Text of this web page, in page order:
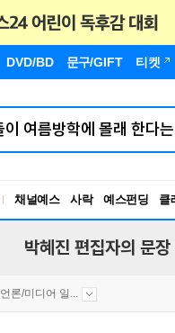
DVD/BD 문구/GIFT 티켓
채널예스 사락 예스펀딩 클
박혜진 편집자의 문장
언론/미디어 일...